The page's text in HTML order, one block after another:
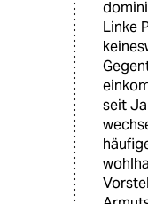
Linke
seit